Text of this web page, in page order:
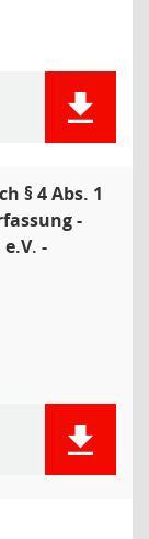
§ 4 Abs. 1
-
-